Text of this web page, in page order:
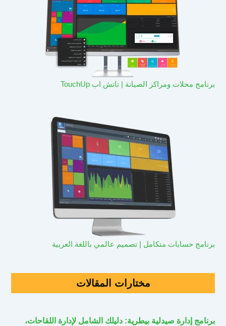
برنامج محلات ومراكز الصيانة | تاتش اب TouchUp
برنامج حسابات متكامل | تصميم عالمي باللغة العربية
مختارات المقالات
برنامج إدارة صيدلية بيطرية: دليلك الشامل لإدارة اللقاحات،